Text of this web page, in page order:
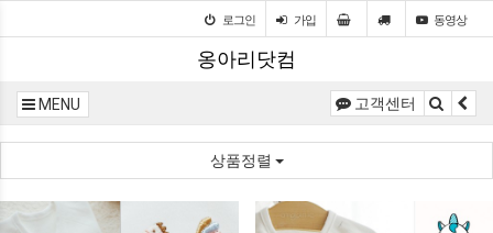
로그인 가입 동영상
옹아리닷컴
MENU 고객센터
상품정렬